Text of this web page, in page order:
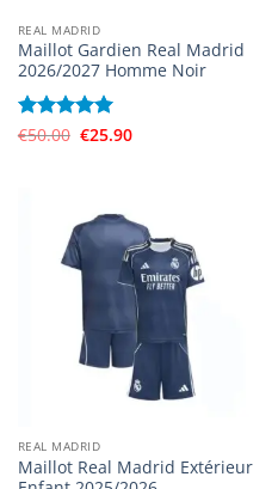
REAL MADRID
Maillot Gardien Real Madrid
2026/2027 Homme Noir
Note5 sur
€50.00 Le
prix
€25.90Le
REAL MADRID
Maillot Real Madrid Extérieur